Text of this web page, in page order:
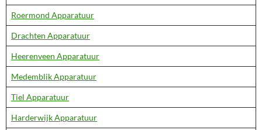
Roermond Apparatuur
Drachten Apparatuur
Heerenveen Apparatuur
Medemblik Apparatuur
Tiel Apparatuur
Harderwijk Apparatuur